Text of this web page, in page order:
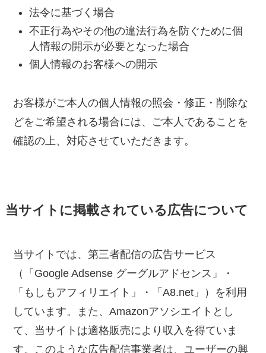
法令に基づく場合
不正行為やその他の違法行為を防ぐために個
人情報の開示が必要となった場合
個人情報のお客様への開示
お客様がご本人の個人情報の照会・修正・削除な
どをご希望される場合には、ご本人であることを
確認の上、対応させていただきます。
当サイトに掲載されている広告について
当サイトでは、第三者配信の広告サービス
（「Google Adsense グーグルアドセンス」・
「もしもアフィリエイト」・「A8.net」）を利用
しています。また、Amazonアソシエイトとし
て、当サイトは適格販売により収入を得ていま
す。このような広告配信事業者は、ユーザーの興